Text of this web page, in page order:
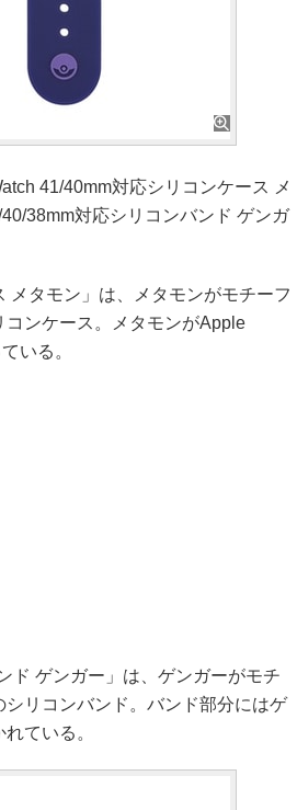
41/40mm対応シリコンケース メ
38mm対応シリコンバンド ゲンガ
タモン」は、メタモンがモチーフ
コンケース。メタモンがApple
いる。
ド ゲンガー」は、ゲンガーがモチ
リコンバンド。バンド部分にはゲ
ている。